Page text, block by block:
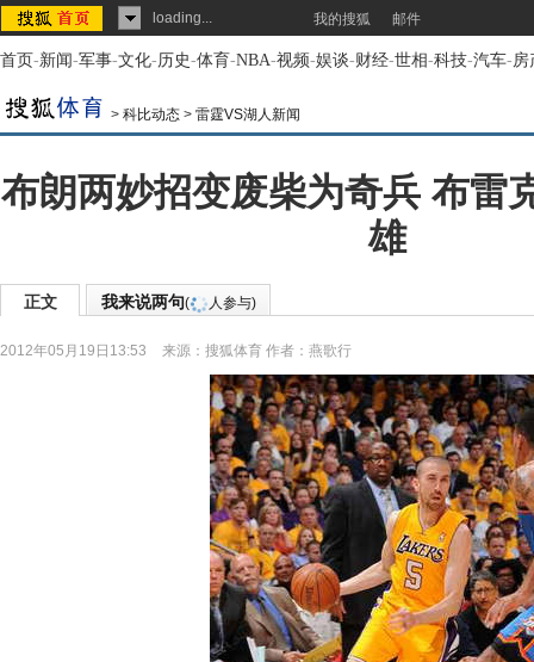
loading... 我的搜狐 邮件
首页-新闻-军事-文化-历史-体育-NBA-视频-娱谈-财经-世相-科技-汽车-房
> 科比动态 > 雷霆VS湖人新闻
布朗两妙招变废柴为奇兵 布雷
雄
正文 我来说两句( 人参与)
2012年05月19日13:53 来源： 搜狐体育 作者：燕歌行